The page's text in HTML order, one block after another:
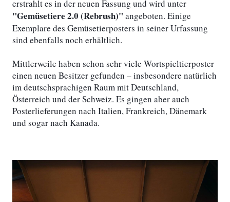
erstrahlt es in der neuen Fassung und wird unter
"Gemüsetiere 2.0 (Rebrush)" angeboten. Einige
Exemplare des Gemüsetierposters in seiner Urfassung
sind ebenfalls noch erhältlich.
Mittlerweile haben schon sehr viele Wortspieltierposter
einen neuen Besitzer gefunden – insbesondere natürlich
im deutschsprachigen Raum mit Deutschland,
Österreich und der Schweiz. Es gingen aber auch
Posterlieferungen nach Italien, Frankreich, Dänemark
und sogar nach Kanada.